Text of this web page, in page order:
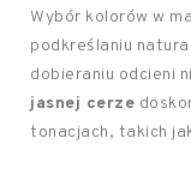
Wybór kolorów w
podkreślaniu
dobieraniu odcieni
jasnej cerze
tonacjach, takich